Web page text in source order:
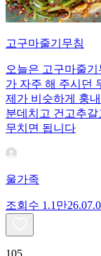
고구마줄기무침
오늘은 고구마줄
가 자주 해 주시던
제가 비슷하게 훙
분데치고 건고추
무치면 됩니다
울가족
조회수 1.1만
105